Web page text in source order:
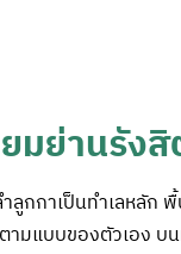
มย่านรัง
กกาเป็นทำเลหลัก
ามแบบของตัวเอง